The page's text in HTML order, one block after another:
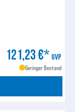
121,23 €* UVP
Geringer Bestand